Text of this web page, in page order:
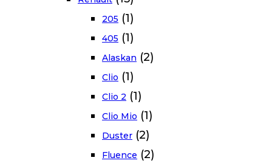
205 (1)
405 (1)
Alaskan (2)
Clio (1)
Clio 2 (1)
Clio Mio (1)
Duster (2)
Fluence (2)